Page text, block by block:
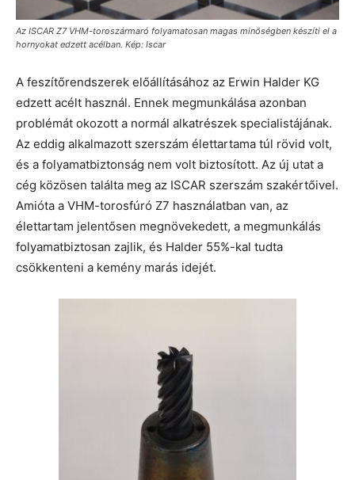
Az ISCAR Z7 VHM-toroszármaró folyamatosan magas minőségben készíti el a
hornyokat edzett acélban. Kép: Iscar
A feszítőrendszerek előállításához az Erwin Halder KG
edzett acélt használ. Ennek megmunkálása azonban
problémát okozott a normál alkatrészek specialistájának.
Az eddig alkalmazott szerszám élettartama túl rövid volt,
és a folyamatbiztonság nem volt biztosított. Az új utat a
cég közösen találta meg az ISCAR szerszám szakértőivel.
Amióta a VHM-torosfúró Z7 használatban van, az
élettartam jelentősen megnövekedett, a megmunkálás
folyamatbiztosan zajlik, és Halder 55%-kal tudta
csökkenteni a kemény marás idejét.